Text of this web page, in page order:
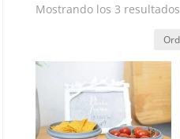
Mostrando los 3 resultados